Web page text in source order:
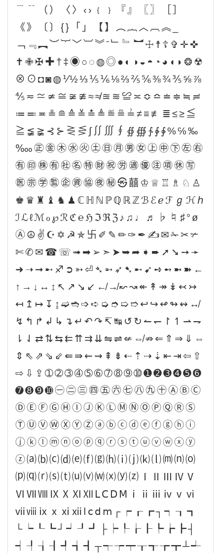
﹉﹊（）〈〉‹›﹛﹜『』〖〗［］
《》〔〕{}「」【】︵︷︿︹︽_
﹁﹃︻︶︸﹀︺︾ˉ﹂﹄︼☩☨☦✞✛✜
✝✙✠✚†‡◉○◌◍◎●◐◑◒◓◔◕◖◗❂☢
⊗⊙◘◙◍⅟½⅓⅕⅙⅛⅔⅖⅚⅜¾⅗⅝⅞
⅘≂≃≄≅≆≇≈≉≊≋≌≍≎≏≐≑≒≓
≔≕≖≗≘≙≚≛≜≝≞≟≠≡≢≣≤≥≦
≧≨≩⊰⊱⋛⋚∫∬∭∮∯∰∱∲∳%℅‰
‱㊣㊎㊍㊌㊋㊏㊐㊊㊚㊛㊤㊥㊦㊧㊨
㊒㊞㊑㊒㊓㊔㊕㊖㊗㊘㊜㊝㊟㊠㊡㊢
㊩㊪㊫㊬㊭㊮㊯㊰㊙㉿囍♔♕♖♗♘♙
♚♛♜♝♞♟ℂℍℕℙℚℝℤℬℰℯℱℊℋℎ
ℐℒℓℳℴ℘ℛℭ℮ℌℑℜℨ♪♫♩♬♭♮♯°ø
Ⓐ☮✌☪✡☭✯卐✐✎✏✑✒✍✉✁✂✃
✄✆✉☎☏➟➡➢➣➤➥➦➧➨➚➘➙➛
➜➝➞➸♐➲➳⏎➴➵➶➷➸➹➺➻➼➽←
↑→↓↔↕↖↗↘↙↚↛↜↝↞↟↠↡↢↣
↤↥↦↧↨➫➬➩➪➭➮➯➱↩↪↫↬↭↮
↯↰↱↲↳↴↵↶↷↸↹↺↻↼↽↾↿⇀⇁
⇂⇃⇄⇅⇆⇇⇈⇉⇊⇋⇌⇍⇎⇏⇐⇑⇒⇓⇔
⇕⇖⇗⇘⇙⇚⇛⇜⇝⇞⇟⇠⇡⇢⇣⇤⇥⇦⇧
⇨⇩⇪➀➁➂➃➄➅➆➇➈➉➊➋➌➍➎➏
➐➑➒➓㊀㊁㊂㊃㊄㊅㊆㊇㊈㊉ⒶⒷⒸ
ⒹⒺⒻⒼⒽⒾⒿⓀⓁⓂⓃⓄⓅⓆⓇⓈ
ⓉⓊⓋⓌⓍⓎⓏⓐⓑⓒⓓⓔⓕⓖⓗⓘ
ⓙⓚⓛⓜⓝⓞⓟⓠⓡⓢⓣⓤⓥⓦⓧⓨ
ⓩ⒜⒝⒞⒟⒠⒡⒢⒣⒤⒥⒦⒧⒨⒩⒪
⒫⒬⒭⒮⒯⒰⒱⒲⒳⒴⒵ⅠⅡⅢⅣⅤ
ⅥⅦⅧⅨⅩⅪⅫⅬⅭⅮⅯⅰⅱⅲⅳⅴⅵ
ⅶⅷⅸⅹⅺⅻⅼⅽⅾⅿ┌┍┎┏┐┑┒┓
└┕┖┗┘┙┚┛├┝┞┟┠┡┢┣┤
┥┦┧┨┩┪┫┬┭┮┯┰┱┲┳┴┵